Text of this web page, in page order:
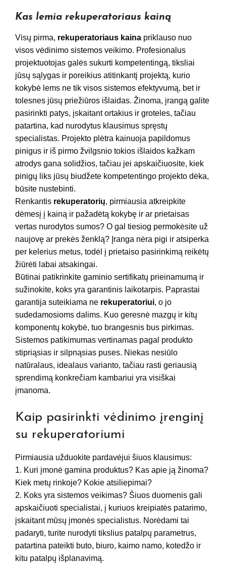
Kas lemia rekuperatoriaus kainą
Visų pirma, rekuperatoriaus kaina priklauso nuo
visos vėdinimo sistemos veikimo. Profesionalus
projektuotojas galės sukurti kompetentingą, tiksliai
jūsų sąlygas ir poreikius atitinkantį projektą, kurio
kokybė lems ne tik visos sistemos efektyvumą, bet ir
tolesnes jūsų priežiūros išlaidas. Žinoma, įrangą galite
pasirinkti patys, įskaitant ortakius ir groteles, tačiau
patartina, kad nurodytus klausimus spręstų
specialistas. Projekto plėtra kainuoja papildomus
pinigus ir iš pirmo žvilgsnio tokios išlaidos kažkam
atrodys gana solidžios, tačiau jei apskaičiuosite, kiek
pinigų liks jūsų biudžete kompetentingo projekto dėka,
būsite nustebinti.
Renkantis rekuperatorių, pirmiausia atkreipkite
dėmesį į kainą ir pažadėtą ​​kokybę ir ar prietaisas
vertas nurodytos sumos? O gal tiesiog permokėsite už
naujovę ar prekės ženklą? Įranga nėra pigi ir atsiperka
per kelerius metus, todėl į prietaiso pasirinkimą reikėtų
žiūrėti labai atsakingai.
Būtinai patikrinkite gaminio sertifikatų prieinamumą ir
sužinokite, koks yra garantinis laikotarpis. Paprastai
garantija suteikiama ne rekuperatoriui, o jo
sudedamosioms dalims. Kuo geresnė mazgų ir kitų
komponentų kokybė, tuo brangesnis bus pirkimas.
Sistemos patikimumas vertinamas pagal produkto
stipriąsias ir silpnąsias puses. Niekas nesiūlo
natūralaus, idealaus varianto, tačiau rasti geriausią
sprendimą konkrečiam kambariui yra visiškai
įmanoma.
Kaip pasirinkti vėdinimo įrenginį
su rekuperatoriumi
Pirmiausia užduokite pardavėjui šiuos klausimus:
1. Kuri įmonė gamina produktus? Kas apie ją žinoma?
Kiek metų rinkoje? Kokie atsiliepimai?
2. Koks yra sistemos veikimas? Šiuos duomenis gali
apskaičiuoti specialistai, į kuriuos kreipiatės patarimo,
įskaitant mūsų įmonės specialistus. Norėdami tai
padaryti, turite nurodyti tikslius patalpų parametrus,
patartina pateikti buto, biuro, kaimo namo, kotedžo ir
kitu patalpų išplanavimą.